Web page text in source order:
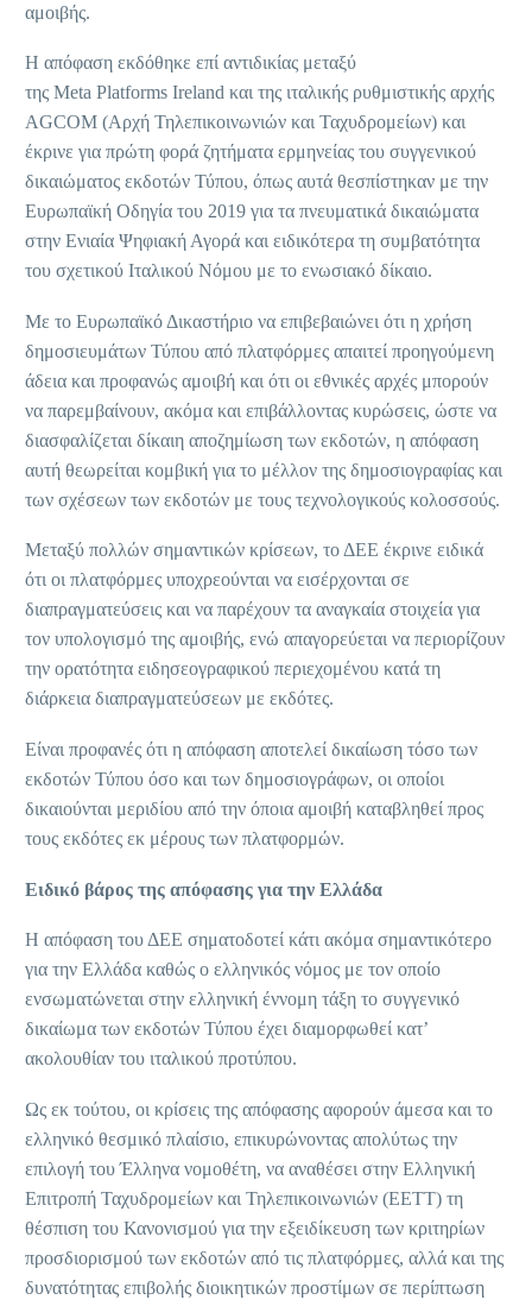
αμοιβής.
Η απόφαση εκδόθηκε επί αντιδικίας μεταξύ
της Meta Platforms Ireland και της ιταλικής ρυθμιστικής αρχής
AGCOM (Αρχή Τηλεπικοινωνιών και Ταχυδρομείων) και
έκρινε για πρώτη φορά ζητήματα ερμηνείας του συγγενικού
δικαιώματος εκδοτών Τύπου, όπως αυτά θεσπίστηκαν με την
Ευρωπαϊκή Οδηγία του 2019 για τα πνευματικά δικαιώματα
στην Ενιαία Ψηφιακή Αγορά και ειδικότερα τη συμβατότητα
του σχετικού Ιταλικού Νόμου με το ενωσιακό δίκαιο.
Με το Ευρωπαϊκό Δικαστήριο να επιβεβαιώνει ότι η χρήση
δημοσιευμάτων Τύπου από πλατφόρμες απαιτεί προηγούμενη
άδεια και προφανώς αμοιβή και ότι οι εθνικές αρχές μπορούν
να παρεμβαίνουν, ακόμα και επιβάλλοντας κυρώσεις, ώστε να
διασφαλίζεται δίκαιη αποζημίωση των εκδοτών, η απόφαση
αυτή θεωρείται κομβική για το μέλλον της δημοσιογραφίας και
των σχέσεων των εκδοτών με τους τεχνολογικούς κολοσσούς.
Μεταξύ πολλών σημαντικών κρίσεων, το ΔΕΕ έκρινε ειδικά
ότι οι πλατφόρμες υποχρεούνται να εισέρχονται σε
διαπραγματεύσεις και να παρέχουν τα αναγκαία στοιχεία για
τον υπολογισμό της αμοιβής, ενώ απαγορεύεται να περιορίζουν
την ορατότητα ειδησεογραφικού περιεχομένου κατά τη
διάρκεια διαπραγματεύσεων με εκδότες.
Είναι προφανές ότι η απόφαση αποτελεί δικαίωση τόσο των
εκδοτών Τύπου όσο και των δημοσιογράφων, οι οποίοι
δικαιούνται μεριδίου από την όποια αμοιβή καταβληθεί προς
τους εκδότες εκ μέρους των πλατφορμών.
Ειδικό βάρος της απόφασης για την Ελλάδα
Η απόφαση του ΔΕΕ σηματοδοτεί κάτι ακόμα σημαντικότερο
για την Ελλάδα καθώς ο ελληνικός νόμος με τον οποίο
ενσωματώνεται στην ελληνική έννομη τάξη το συγγενικό
δικαίωμα των εκδοτών Τύπου έχει διαμορφωθεί κατ’
ακολουθίαν του ιταλικού προτύπου.
Ως εκ τούτου, οι κρίσεις της απόφασης αφορούν άμεσα και το
ελληνικό θεσμικό πλαίσιο, επικυρώνοντας απολύτως την
επιλογή του Έλληνα νομοθέτη, να αναθέσει στην Ελληνική
Επιτροπή Ταχυδρομείων και Τηλεπικοινωνιών (ΕΕΤΤ) τη
θέσπιση του Κανονισμού για την εξειδίκευση των κριτηρίων
προσδιορισμού των εκδοτών από τις πλατφόρμες, αλλά και της
δυνατότητας επιβολής διοικητικών προστίμων σε περίπτωση